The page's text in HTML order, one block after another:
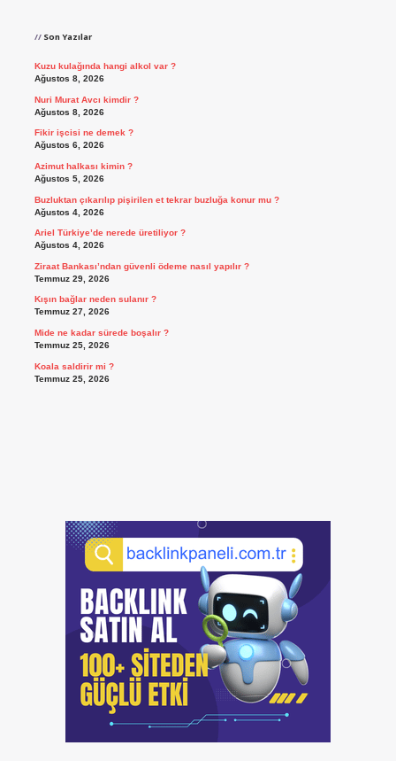
Son Yazılar
Kuzu kulağında hangi alkol var ?
Ağustos 8, 2026
Nuri Murat Avcı kimdir ?
Ağustos 8, 2026
Fikir işcisi ne demek ?
Ağustos 6, 2026
Azimut halkası kimin ?
Ağustos 5, 2026
Buzluktan çıkarılıp pişirilen et tekrar buzluğa konur mu ?
Ağustos 4, 2026
Ariel Türkiye’de nerede üretiliyor ?
Ağustos 4, 2026
Ziraat Bankası’ndan güvenli ödeme nasıl yapılır ?
Temmuz 29, 2026
Kışın bağlar neden sulanır ?
Temmuz 27, 2026
Mide ne kadar sürede boşalır ?
Temmuz 25, 2026
Koala saldirir mi ?
Temmuz 25, 2026